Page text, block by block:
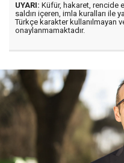
UYARI: Küfür, hakaret, rencide
saldırı içeren, imla kuralları ile
Türkçe karakter kullanılmayan
onaylanmamaktadır.